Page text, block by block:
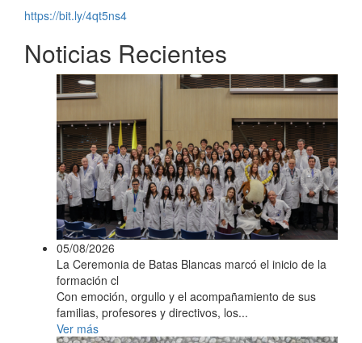
https://bit.ly/4qt5ns4
Noticias Recientes
05/08/2026
La Ceremonia de Batas Blancas marcó el inicio de la
formación cl
Con emoción, orgullo y el acompañamiento de sus
familias, profesores y directivos, los...
Ver más